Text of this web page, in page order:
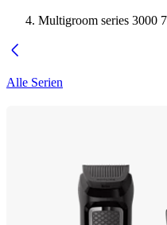
Multigroom series 3000
Alle Serien